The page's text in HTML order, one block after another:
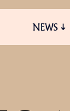
NEWS